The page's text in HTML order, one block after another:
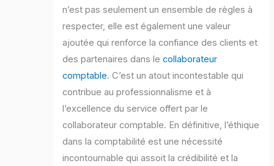
n’est pas seulement un ensemble de règles à
respecter, elle est également une valeur
ajoutée qui renforce la confiance des clients et
des partenaires dans lecollaborateur
comptable. C’est un atout incontestable qui
contribue au professionnalisme et à
l’excellence du service offert par le
collaborateur comptable. En définitive, l’éthique
dans la comptabilité est une nécessité
incontournable qui assoit la crédibilité et la